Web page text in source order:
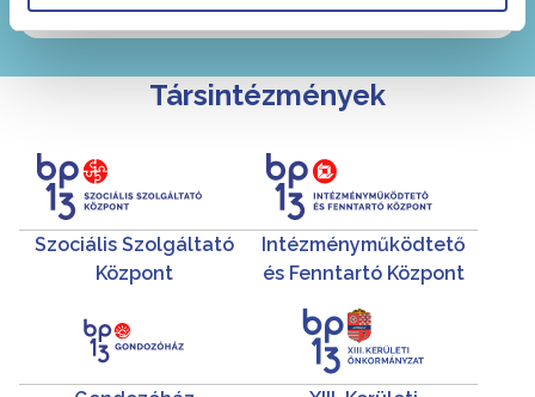
Társintézmények
Szociális Szolgáltató
Központ
Intézményműködtető
és Fenntartó Központ